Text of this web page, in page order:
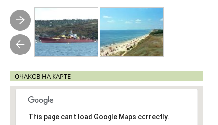
ОЧАКОВ НА КАРТЕ
This page can't load Google Maps correctly.